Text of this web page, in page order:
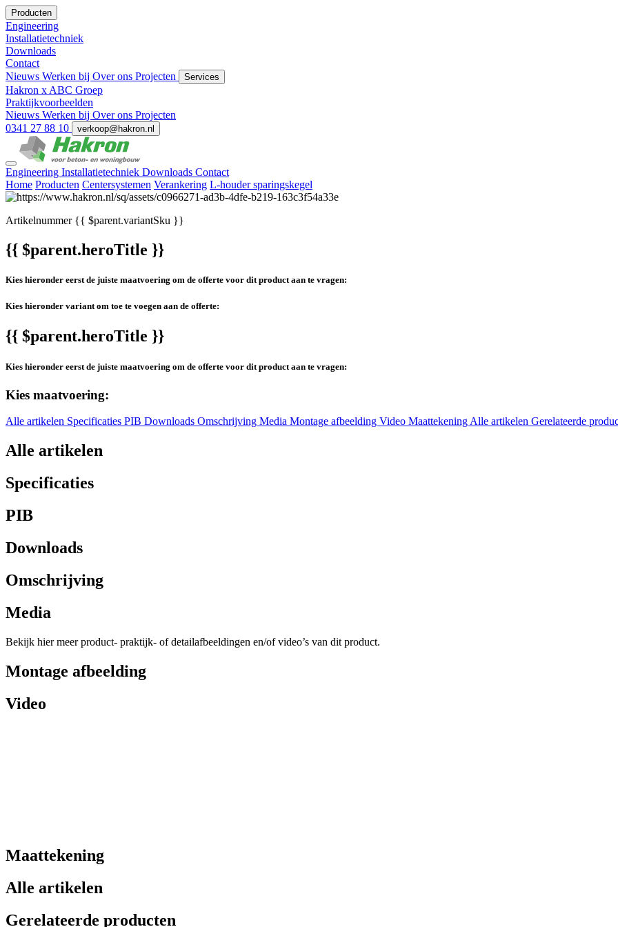
Producten
Engineering
Installatietechniek
Downloads
Contact
Nieuws Werken bij Over ons Projecten Services
Hakron x ABC Groep
Praktijkvoorbeelden
Nieuws Werken bij Over ons Projecten
0341 27 88 10
verkoop@hakron.nl
Engineering Installatietechniek Downloads Contact
Home Producten Centersystemen Verankering L-houder sparingskegel
Artikelnummer{{ $parent.variantSku }}
{{ $parent.heroTitle }}
Kies hieronder eerst de juiste maatvoering om de offerte voor dit product aan te vragen:
Kies hieronder variant om toe te voegen aan de offerte:
{{ $parent.heroTitle }}
Kies hieronder eerst de juiste maatvoering om de offerte voor dit product aan te vragen:
Kies maatvoering:
Alle artikelen Specificaties PIB Downloads Omschrijving Media Montage afbeelding Video MaattekeningAlle artikelen Gerelateerde
Alle artikelen
Specificaties
PIB
Downloads
Omschrijving
Media
Bekijk hier meer product- praktijk- of detailafbeeldingen en/of video’s van dit product.
Montage afbeelding
Video
Maattekening
Alle artikelen
Gerelateerde producten